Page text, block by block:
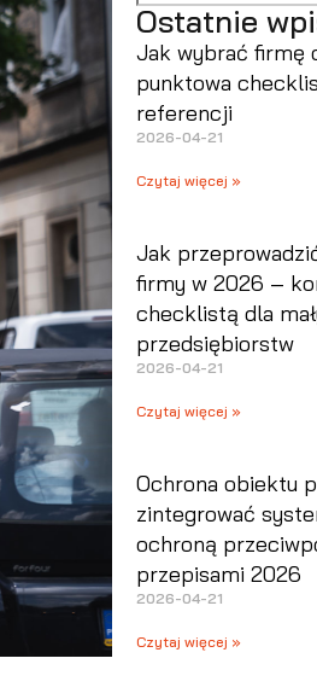
Ostatnie
Jak wybrać firmę
punktowa
referencji
2026-04-21
Czytaj więcej »
Jak
firmy w 2026 –
checklistą dla
przedsiębiorstw
2026-04-21
Czytaj więcej »
Ochrona obiektu
zintegrować
ochroną
przepisami 2026
2026-04-21
Czytaj więcej »